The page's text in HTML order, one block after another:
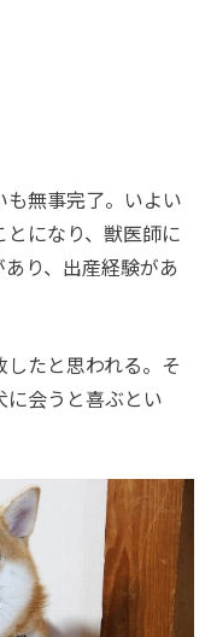
無事完了。いよい
になり、獣医師に
り、出産経験があ
たと思われる。そ
に会うと喜ぶとい